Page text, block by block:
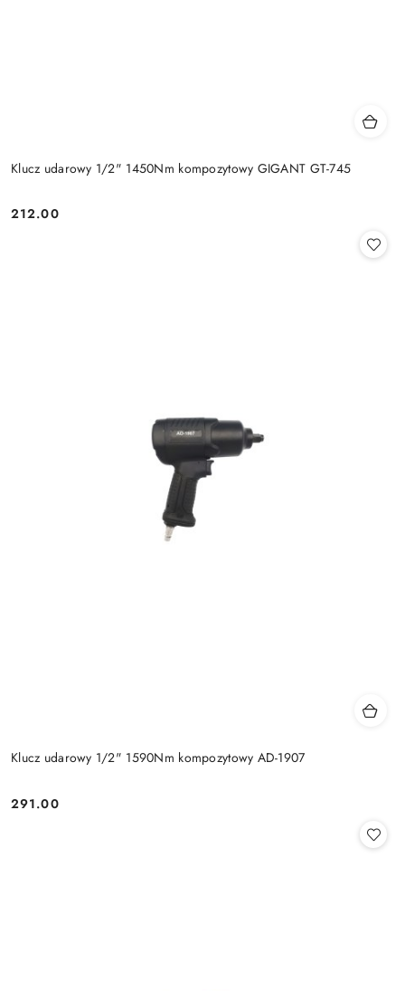
Klucz udarowy 1/2" 1450Nm kompozytowy GIGANT GT-745
Cena:
212.00
Klucz udarowy 1/2" 1590Nm kompozytowy AD-1907
Cena:
291.00